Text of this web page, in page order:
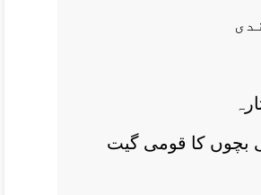
بچوں کا قومی گيت